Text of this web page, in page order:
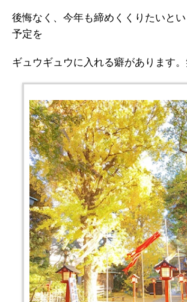
後悔なく、今年も締めくくりたいと
予定を
ギュウギュウに入れる癖があります